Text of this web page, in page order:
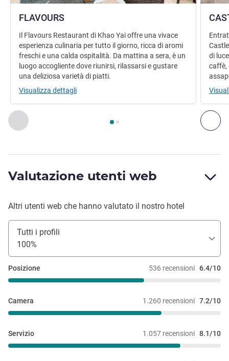
Precedente - Ristorante
Pagina , Ristorante 1 : FLAVOURS , Ristorante 2 :
FLAVOURS
Il Flavours Restaurant di Khao Yai offre una vivace
esperienza culinaria per tutto il giorno, ricca di aromi
freschi e una calda ospitalità. Da mattina a sera, è un
luogo accogliente dove riunirsi, rilassarsi e gustare
una deliziosa varietà di piatti.
Visualizza dettagli
di
caffè,
Valutazione utenti web
Altri utenti web che hanno valutato il nostro hotel
Tutti i profili
100%
536 recensioni 6.4/10
Posizione
1.260 recensioni 7.2/10
Camera
1.057 recensioni 8.1/10
Servizio